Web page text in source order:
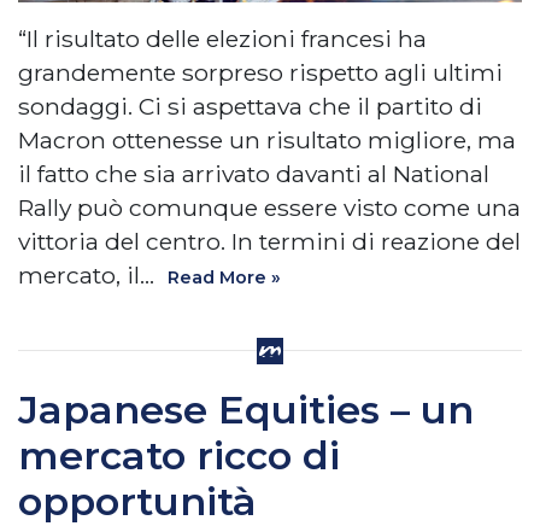
“Il risultato delle elezioni francesi ha
grandemente sorpreso rispetto agli ultimi
sondaggi. Ci si aspettava che il partito di
Macron ottenesse un risultato migliore, ma
il fatto che sia arrivato davanti al National
Rally può comunque essere visto come una
vittoria del centro. In termini di reazione del
mercato, il…
Read More »
Japanese Equities – un
mercato ricco di
opportunità